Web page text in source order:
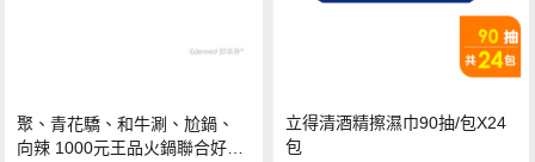
聚、青花驕、和牛涮、尬鍋、
向辣 1000元王品火鍋聯合好禮
立得清酒精擦濕巾90抽/包X24
包